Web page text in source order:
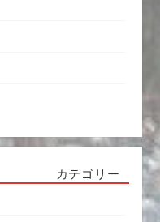
カテゴリー